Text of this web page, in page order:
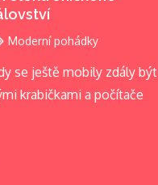
Moderní pohádky
se ještě mobily zdály být
krabičkami a počítače